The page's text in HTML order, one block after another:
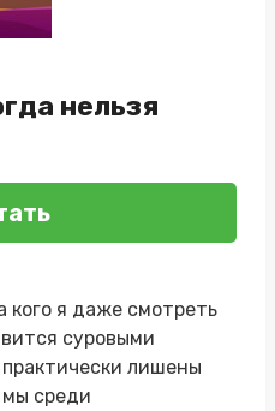
нельзя
кого я даже смотреть
суровыми
лишены
среди